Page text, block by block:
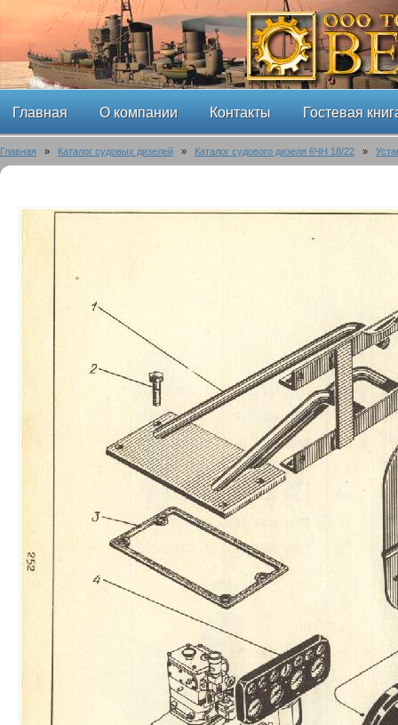
Главная О компании Контакты Гостевая
Главная » Каталог судовых дизелей » Каталог судового дизеля 6ЧН 18/22 »